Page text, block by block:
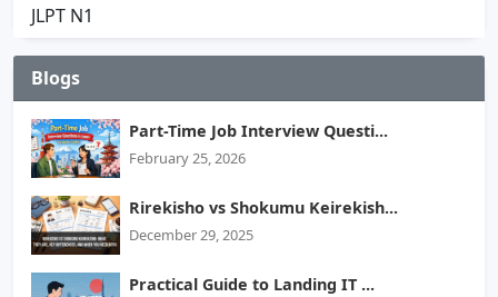
JLPT N1
Blogs
Part-Time Job Interview Questi...
February 25, 2026
Rirekisho vs Shokumu Keirekish...
December 29, 2025
Practical Guide to Landing IT ...